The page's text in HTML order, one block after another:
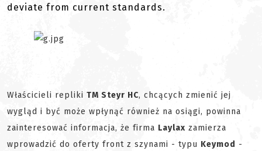
deviate from current standards.
Właścicieli repliki TM Steyr HC, chcących zmienić jej
wygląd i być może wpłynąć również na osiągi, powinna
zainteresować informacja, że firma Laylax zamierza
wprowadzić do oferty front z szynami - typu Keymod -